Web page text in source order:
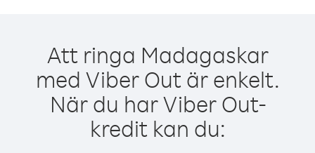
Att ringa Madagaskar
med Viber Out är enkelt.
När du har Viber Out-
kredit kan du: